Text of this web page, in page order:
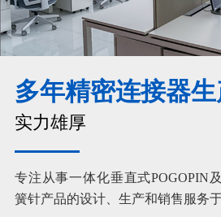
多年精密连接器
实力雄厚
专注从事一体化垂直式POGOPIN
簧针产品的设计、生产和销售服务